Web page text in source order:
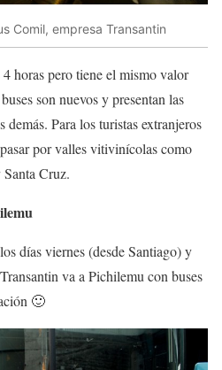
Comil, empresa Transantin
horas pero tiene el mismo valor
son nuevos y presentan las
demás. Para los turistas extranjeros
por valles vitivinícolas como
Cruz.
días viernes (desde Santiago) y
va a Pichilemu con buses
🙂